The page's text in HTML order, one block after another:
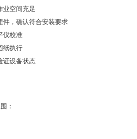
业空间充足
件，确认符合安装要求
仪校准
纸执行
证设备状态
：